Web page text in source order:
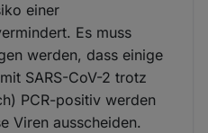
einer
Es muss
werden, dass einige
SARS-CoV-2 trotz
PCR-positiv werden
Viren ausscheiden.